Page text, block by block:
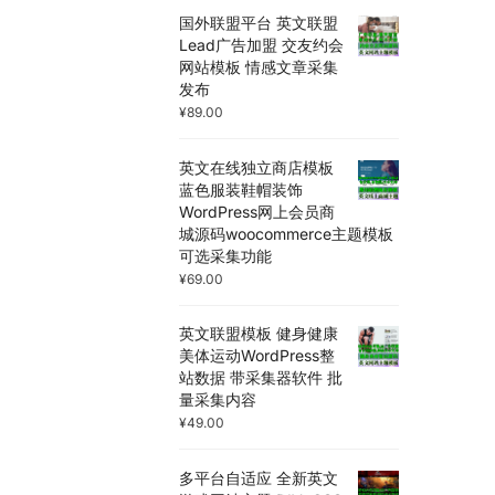
国外联盟平台 英文联盟
Lead广告加盟 交友约会
网站模板 情感文章采集
发布
¥89.00
英文在线独立商店模板
蓝色服装鞋帽装饰
WordPress网上会员商
城源码woocommerce主题模板
可选采集功能
¥69.00
英文联盟模板 健身健康
美体运动WordPress整
站数据 带采集器软件 批
量采集内容
¥49.00
多平台自适应 全新英文